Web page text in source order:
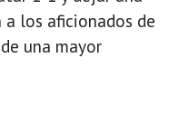
los aficionados de
una mayor